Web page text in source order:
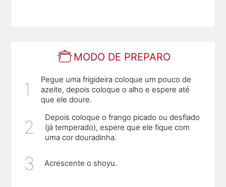
MODO DE PREPARO
Pegue uma frigideira coloque um pouco de
azeite, depois coloque o alho e espere até
que ele doure.
Depois coloque o frango picado ou desfiado
(já temperado), espere que ele fique com
uma cor douradinha.
Acrescente o shoyu.